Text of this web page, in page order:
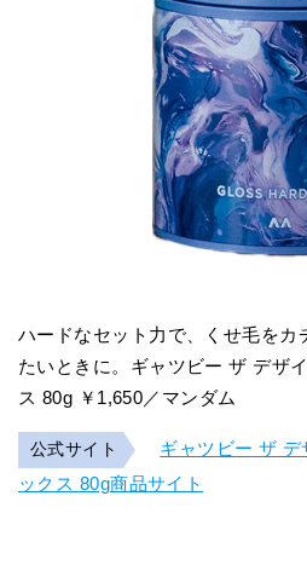
ハードなセット力で、くせ毛をカ
たいときに。ギャツビー ザ デザ
ス 80g ￥1,650／マンダム
公式サイト
ギャツビー ザ デ
ックス 80g商品サイト